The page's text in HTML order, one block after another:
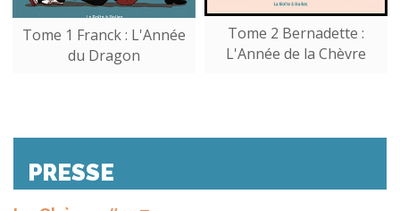
Tome 1 Franck : L'Année
du Dragon
Tome 2 Bernadette :
L'Année de la Chèvre
PRESSE